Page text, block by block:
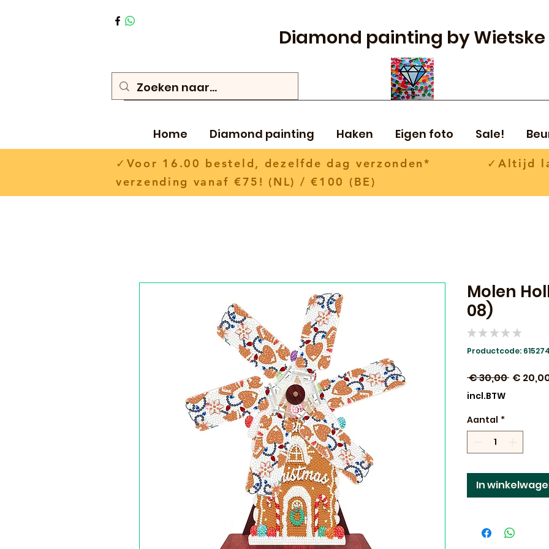
Diamond painting by Wietske
Home Diamond painting Haken Eigen foto Sale!
✓Voor 16.00 besteld, dezelfde dag verzonden* ✓Altijd
verzending vanaf €75! (NL) / €100 (BE)
Molen
08)
★ ★ ★ ★ ★
Productcode:
€ 30,00 €
incl.BTW
Aantal *
In